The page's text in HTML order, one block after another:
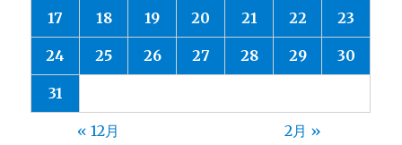
17 18 19 20 21 22 23
24 25 26 27 28 29 30
31
« 12月 2月 »